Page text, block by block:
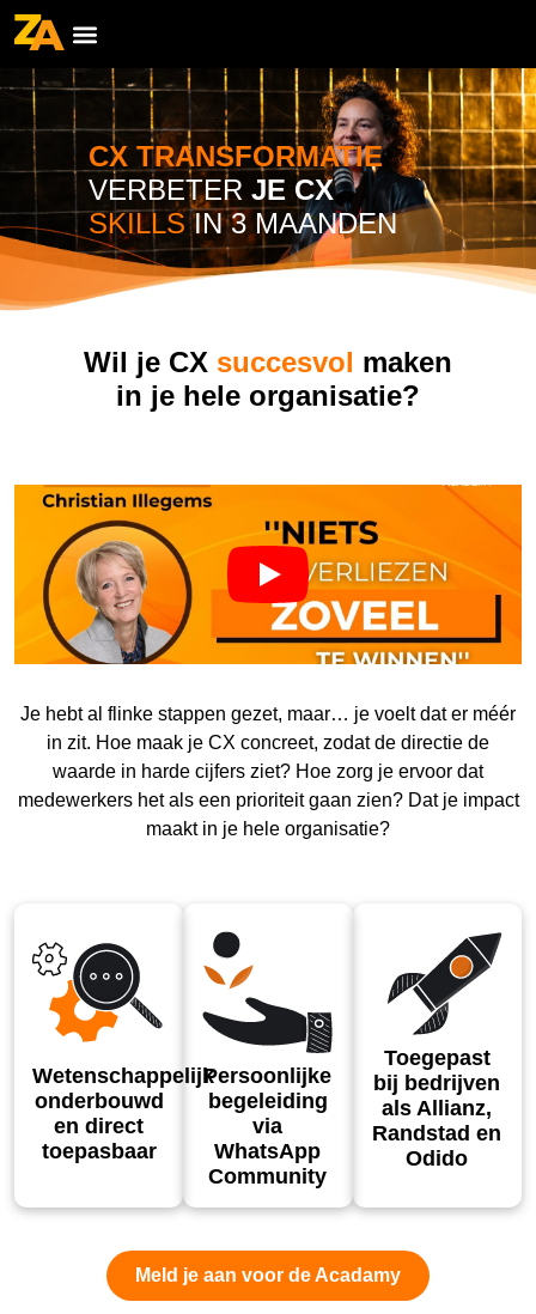
CX TRANSFORMATIE
VERBETER JE CX
SKILLSIN 3 MAANDEN
Wil je CX succesvol maken
in je hele organisatie?
Je hebt al flinke stappen gezet, maar… je voelt dat er méér
in zit. Hoe maak je CX concreet, zodat de directie de
waarde in harde cijfers ziet? Hoe zorg je ervoor dat
medewerkers het als een prioriteit gaan zien? Dat je impact
maakt in je hele organisatie?
Wetenschappelijk
onderbouwd
en direct
toepasbaar
Persoonlijke
begeleiding
via
WhatsApp
Community
Toegepast
bij bedrijven
als Allianz,
Randstad en
Odido
Meld je aan voor de Acadamy